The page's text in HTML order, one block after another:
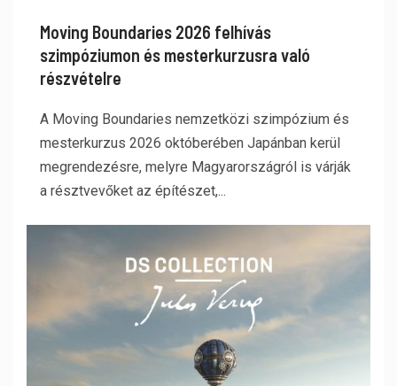
Moving Boundaries 2026 felhívás
szimpóziumon és mesterkurzusra való
részvételre
A Moving Boundaries nemzetközi szimpózium és
mesterkurzus 2026 októberében Japánban kerül
megrendezésre, melyre Magyarországról is várják
a résztvevőket az építészet,...